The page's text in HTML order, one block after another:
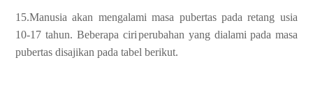
15.Manusia akan mengalami masa pubertas pada retang usia
10-17 tahun. Beberapa ciriperubahan yang dialami pada masa
pubertas disajikan pada tabel berikut.